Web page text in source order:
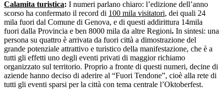
Calamita turistica: I numeri parlano chiaro: l’edizione dell’anno
scorso ha confermato il record di 100 mila visitatori, dei quali 24
mila fuori dal Comune di Genova, e di questi addirittura 14mila
fuori dalla Provincia e ben 8000 mila da altre Regioni. In sintesi: una
persona su quattro è arrivata da fuori città a dimostrazione del
grande potenziale attrattivo e turistico della manifestazione, che è a
tutti gli effetti uno degli eventi privati di maggior richiamo
organizzato sul territorio. Proprio a fronte di questi numeri, decine di
aziende hanno deciso di aderire al “Fuori Tendone”, cioè alla rete di
tutti gli eventi sparsi per la città con tema centrale l’Oktoberfest.